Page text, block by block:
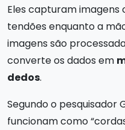
Eles capturam imagens
tendões enquanto a
imagens são
converte os dados em
dedos.
Segundo o pesquisador
funcionam como